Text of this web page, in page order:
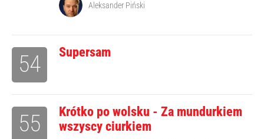
Aleksander Piński
Supersam
54
Krótko po wolsku - Za mundurkiem
wszyscy ciurkiem
55